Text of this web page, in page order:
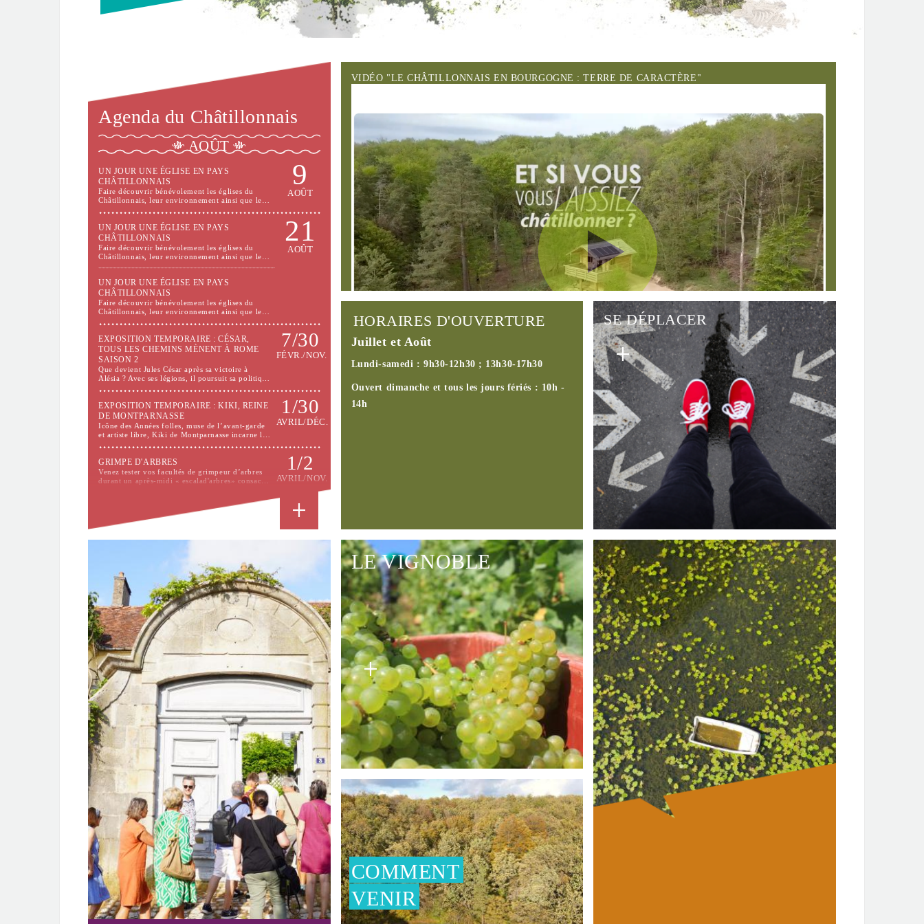
Agenda du Châtillonnais
AOÛT
UN JOUR UNE ÉGLISE EN PAYS
CHÂTILLONNAIS
Faire découvrir bénévolement les églises du
Châtillonnais, leur environnement ainsi que le…
9
AOÛT
UN JOUR UNE ÉGLISE EN PAYS
CHÂTILLONNAIS
Faire découvrir bénévolement les églises du
Châtillonnais, leur environnement ainsi que le…
21
AOÛT
UN JOUR UNE ÉGLISE EN PAYS
CHÂTILLONNAIS
Faire découvrir bénévolement les églises du
Châtillonnais, leur environnement ainsi que le…
EXPOSITION TEMPORAIRE : CÉSAR,
TOUS LES CHEMINS MÈNENT À ROME
SAISON 2
Que devient Jules César après sa victoire à
Alésia ? Avec ses légions, il poursuit sa politiq…
7/30
FÉVR./NOV.
EXPOSITION TEMPORAIRE : KIKI, REINE
DE MONTPARNASSE
Icône des Années folles, muse de l’avant-garde
et artiste libre, Kiki de Montparnasse incarne l…
1/30
AVRIL/DÉC.
GRIMPE D'ARBRES
Venez tester vos facultés de grimpeur d’arbres
durant un après-midi « escalad'arbres» consac…
1/2
AVRIL/NOV.
DÉCOUVREZ L'ESPACE HARRY TRUMAN
AU CHÂTEAU
Venez découvrir l'Espace HARRY TRUMAN
8/27
EXPOSITION LE BAL DE LA LOBA PAR
JEAN-PIERRE GARRAULT
Du 11 mai au 30 décembre 2026, le Musée du
Pays Châtillonnais – Trésor de Vix présente l’…
11/30
MAI/DÉC.
VISITES COMMENTÉES DU CHÂTEAU DE
BUSSY-RABUTIN
Laissez le château vous dévoiler tous ses secrets
grâce aux visites commentées assurées par les…
1/30
JUIN/SEPT.
VISITES COMMENTÉES DU CHÂTEAU DE
BUSSY-RABUTIN
Laissez le château vous dévoiler tous ses secrets
grâce aux visites commentées assurées par les…
Tous les évènements
VIDÉO "LE CHÂTILLONNAIS EN BOURGOGNE : TERRE DE CARACTÈRE"
HORAIRES D'OUVERTURE
Juillet et Août
Lundi-samedi : 9h30-12h30 ; 13h30-17h30
Ouvert dimanche et tous les jours fériés : 10h -
14h
SE DÉPLACER
Mobigo
Mobigo : toutes les infos pour se déplacer en
Bourgogne !
Mobigo vous permet de préparer vos déplacements
en Bourgogne en transports publics et alternatifs
(train, bus, tram, car, vélo, covoiturage,
autopartage...).
Téléphone :
03 80 11 29 29
(du lundi au samedi de
7h à 20h)
APPLI MOBIGO disponible sur Apple Store ou
Google Play.
Bus - lignes régulières
BUS MOBIGO L120 MONTBARD SEMUR
SAULIEU LIERNAIS ALLER RETOUR
BUS MOBIGO L124 CHÂTILLON-SUR-
SEINE DIJON ALLER RETOUR
BUS MOBIGO L125 CHÂTILLON-SUR-
SEINE RECEY-SUR-OURCE MARCILLY IS-
SUR-TILLE ALLER RETOUR
BUS MOBIGO L126 CHÂTILLON-SUR-
SEINE MONTBARD ALLER RETOUR
BUS MOBIGO L127 CHÂTILLON-SUR-
SEINE LAIGNES ALLER RETOUR
BUS MOBIGO L128 CHÂTILLON-SUR-
SEINE GEVROLLES ALLER RETOUR
Sur toutes les lignes, le ticket Côte-d'Or est à 2€.
LE VIGNOBLE
Classé AOC Crémant de Bourgogne et "Vignobles
& Découvertes", le vignoble du Châtillonnais
s'épanouit sur des coteaux pentus jouissant d'un bel
ensoleillement. Sillonnez la Route du Crémant et
profitez d’une halte au cœur de nos villages, au fil
des caves et domaines…
COMMENT
VENIR